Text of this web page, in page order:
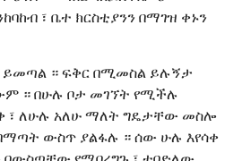
፣ ቤተ ክርስቲያንን በማገዝ ቀኑን
ይመጣል ። ፍቅር በሚመስል ይሉኝታ
። በሁሉ ቦታ መገኘት የሚችሉ
፣ ለሁሉ አለሁ ማለት ግዴታቸው መስሎ
ውስጥ ያልፋሉ ። ሰው ሁሉ እየሳቀ